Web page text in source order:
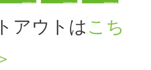
アウトはこち